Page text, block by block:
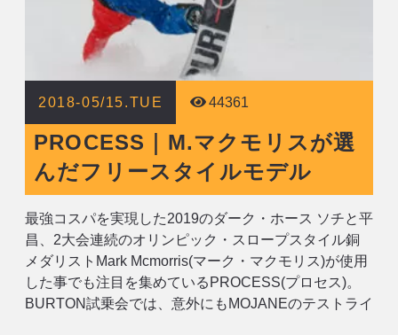
2018-05/15.TUE 44361
PROCESS｜M.マクモリスが選
んだフリースタイルモデル
最強コスパを実現した2019のダーク・ホース ソチと平
昌、2大会連続のオリンピック・スロープスタイル銅
メダリストMark Mcmorris(マーク・マクモリス)が使用
した事でも注目を集めているPROCESS(プロセス)。
BURTON試乗会では、意外にもMOJANEのテストライ